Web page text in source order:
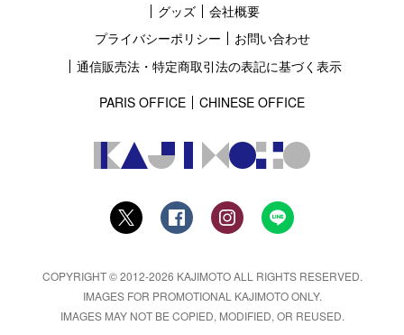
グッズ
会社概要
プライバシーポリシー
お問い合わせ
通信販売法・特定商取引法の表記に基づく表示
PARIS OFFICE
CHINESE OFFICE
COPYRIGHT © 2012-2026 KAJIMOTO ALL RIGHTS RESERVED.
IMAGES FOR PROMOTIONAL KAJIMOTO ONLY.
IMAGES MAY NOT BE COPIED, MODIFIED, OR REUSED.